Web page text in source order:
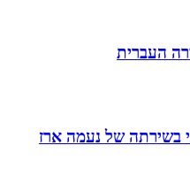
העברית
בשירתה של נעמה ארז